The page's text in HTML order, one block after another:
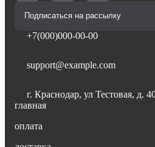
+7(000)000-00-00
support@example.com
г. Краснодар, ул Тестовая, д.
главная
оплата